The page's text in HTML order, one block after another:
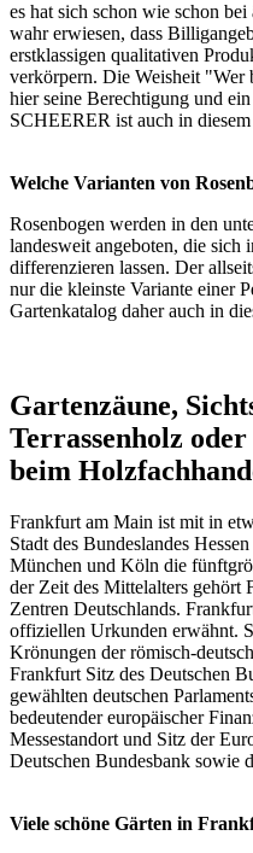
es hat sich schon wie schon
wahr erwiesen, dass
erstklassigen qualitativen
verkörpern. Die Weisheit
hier seine Berechtigung und
SCHEERER ist auch in
Welche Varianten von
Rosenbogen werden in den
landesweit angeboten, die
differenzieren lassen. Der
nur die kleinste Variante einer
Gartenkatalog daher auch in
Gartenzäune,
Terrassenholz
beim
Frankfurt am Main ist mit in
Stadt des Bundeslandes
München und Köln die
der Zeit des Mittelalters gehört
Zentren Deutschlands.
offiziellen Urkunden erwähnt.
Krönungen der römisch-
Frankfurt Sitz des Deutschen
gewählten deutschen
bedeutender europäischer
Messestandort und Sitz der
Deutschen Bundesbank sowie
Viele schöne Gärten in